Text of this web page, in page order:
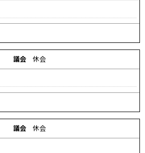
議会
休会
議会
休会